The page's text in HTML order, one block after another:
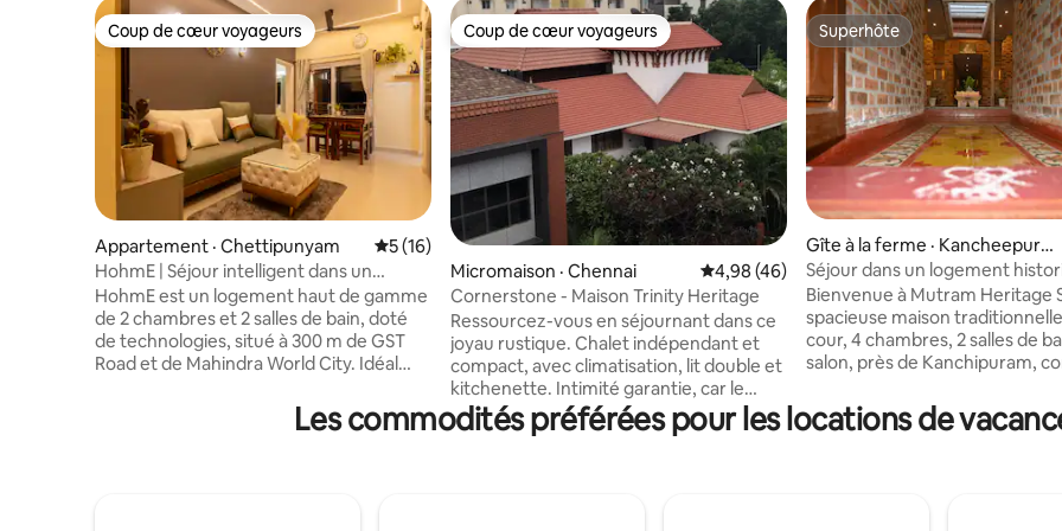
Coup de cœur voyageurs
Coup de cœur voyageurs
Appartement · Chettipunyam Note moyenne de 5 sur 5, 16 commentaires
5 (16)
HohmE | Séjour intelligent dans un
2 pièces à Mahindra City
HohmE est un logement haut de gamme
de 2 chambres et 2 salles de bain, doté
de technologies, situé à 300 m de GST
Road et de Mahindra World City. Idéal
avec des serrures intelligentes Apple
Homekey, la climatisation et des
Coup de cœur voyageurs
Coup de cœur voyageurs
Micromaison · Chennai Note moyenne de 4,98 sur 5, 46
4,98 (46)
Cornerstone - Maison Trinity Heritage
Ressourcez-vous en séjournant dans ce
joyau rustique. Chalet indépendant et
compact, avec climatisation, lit double et
kitchenette. Intimité garantie, car le
chalet n'est pas relié à la maison
principale. L'espace au rez-de-chaussée
Superhôte
Superhôte
Gîte à la ferme · Kancheepura
m
Séjour dans un logement
Mutrah
Bienvenue à Mutram Heritage
spacieuse maison
cour, 4 chambres, 2 salles de
salon, près de Kanchipuram,
mémorables et des escapades
Ce qui rend notre logement
détendre sous la lumière
Les commodités préférées pour les locations de